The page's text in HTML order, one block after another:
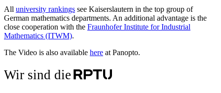
All university rankings see Kaiserslautern in the top group of
German mathematics departments. An additional advantage is the
close cooperation with the Fraunhofer Institute for Industrial
Mathematics (ITWM).
The Video is also available here at Panopto.
Wir sind die